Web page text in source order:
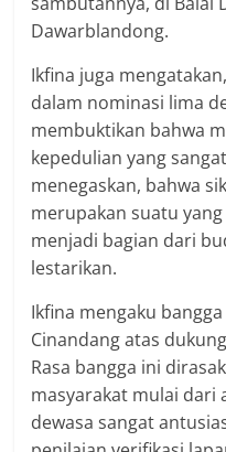
Dawarblandong.
Ikfina juga
dalam nominasi lima
membuktikan bahwa
kepedulian yang
menegaskan, bahwa
merupakan suatu
menjadi bagian dari
lestarikan.
Ikfina mengaku
Cinandang atas
Rasa bangga ini
masyarakat mulai dari
dewasa sangat